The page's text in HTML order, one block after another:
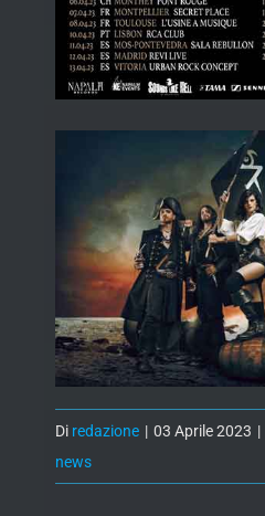
Di redazione | 03 Aprile 2023 |
news